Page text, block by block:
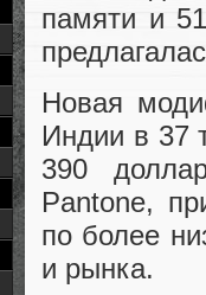
памяти и
Новая
Индии в 37
390
Pantone,
по более
и рынка.